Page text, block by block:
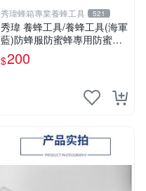
秀瑋蜂箱專業養蜂工具 521
秀瑋 養蜂工具/養蜂工具(海軍
藍)防蜂服防蜜蜂專用防蜜蜂
衣防蜂帽防護服
$200